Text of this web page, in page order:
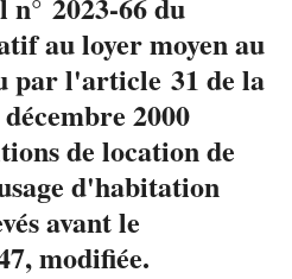
au loyer moyen au
par l'article 31 de la
2000
de location de
d'habitation
avant le
modifiée.